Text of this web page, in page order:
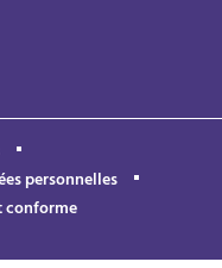
personnelles
conforme